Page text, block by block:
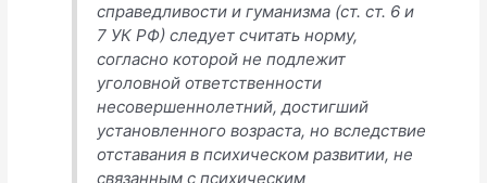
справедливости и гуманизма (ст. ст. 6 и
7 УК РФ) следует считать норму,
согласно которой не подлежит
уголовной ответственности
несовершеннолетний, достигший
установленного возраста, но вследствие
отставания в психическом развитии, не
связанным с психическим